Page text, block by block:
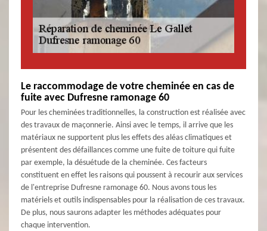
Le raccommodage de votre cheminée en cas de
fuite avec Dufresne ramonage 60
Pour les cheminées traditionnelles, la construction est réalisée avec
des travaux de maçonnerie. Ainsi avec le temps, il arrive que les
matériaux ne supportent plus les effets des aléas climatiques et
présentent des défaillances comme une fuite de toiture qui fuite
par exemple, la désuétude de la cheminée. Ces facteurs
constituent en effet les raisons qui poussent à recourir aux services
de l'entreprise Dufresne ramonage 60. Nous avons tous les
matériels et outils indispensables pour la réalisation de ces travaux.
De plus, nous saurons adapter les méthodes adéquates pour
chaque intervention.